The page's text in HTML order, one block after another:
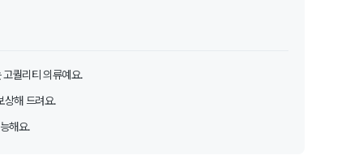
퀄리티 의류예요.
해 드려요.
해요.